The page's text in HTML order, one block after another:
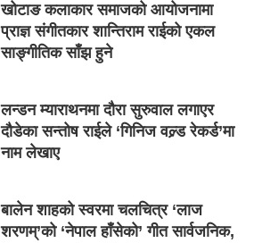
खोटाङ कलाकार समाजको आयोजनामा
प्राज्ञ संगीतकार शान्तिराम राईको एकल
साङ्गीतिक साँझ हुने
लन्डन म्याराथनमा दौरा सुरुवाल लगाएर
दौडेका सन्तोष राईले ‘गिनिज वल्र्ड रेकर्ड’मा
नाम लेखाए
बालेन शाहको स्वरमा चलचित्र ‘लाज
शरणम्’को ‘नेपाल हाँसेको’ गीत सार्वजनिक,